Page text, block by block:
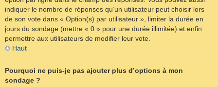
indiquer le nombre de réponses qu’un utilisateur peut choisir lors
de son vote dans « Option(s) par utilisateur », limiter la durée en
jours du sondage (mettre « 0 » pour une durée illimitée) et enfin
permettre aux utilisateurs de modifier leur vote.
Haut
Pourquoi ne puis-je pas ajouter plus d’options à mon
sondage ?